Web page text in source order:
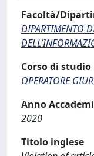
Facoltà/
DIPARTIMENTO
Corso di studio
OPERATORE
Anno
2020
Titolo inglese